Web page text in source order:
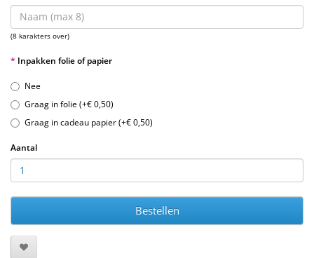
(8 karakters over)
Inpakken folie of papier
Nee
Graag in folie (+€ 0,50)
Graag in cadeau papier (+€ 0,50)
Aantal
Bestellen